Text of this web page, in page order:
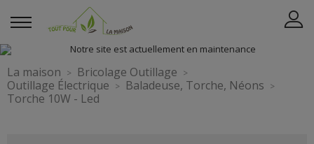
La maison
Bricolage Outillage
Outillage Électrique
Baladeuse, Torche, Néons
Torche 10W - Led